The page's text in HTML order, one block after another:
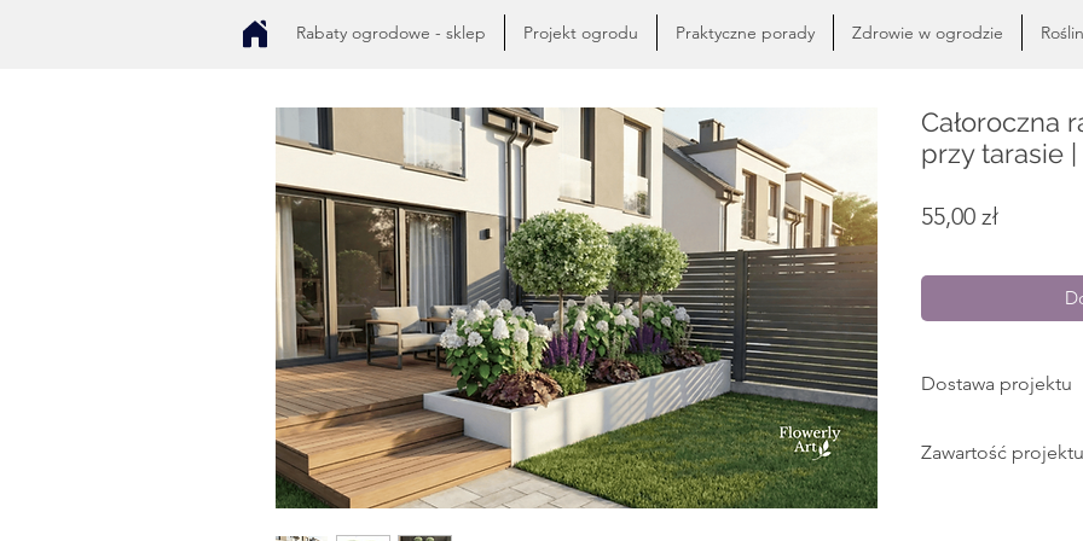
Rabaty ogrodowe - sklep Projekt ogrodu Praktyczne porady Zdrowie w ogrodzie
Całoroczna
przy tarasie |
55,00 złCena
Dostawa projektu
pobrania (plik pdf)
Zawartość projektu